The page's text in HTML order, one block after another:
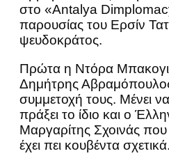
στο «Antalya
παρουσίας του Ερσίν
ψευδοκράτος.
Πρώτα η Ντόρα
Δημήτρης
συμμετοχή τους. Μένει
πράξει το ίδιο και ο
Μαργαρίτης Σχοινάς που
έχει πει κουβέντα σχετικά.